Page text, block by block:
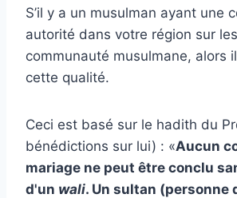
S’il y a un musulman ayant une
autorité dans votre région sur
communauté musulmane, alors
cette qualité.
Ceci est basé sur le hadith du
bénédictions sur lui) : «Aucun
mariage ne peut être conclu
d'un wali. Un sultan (personne